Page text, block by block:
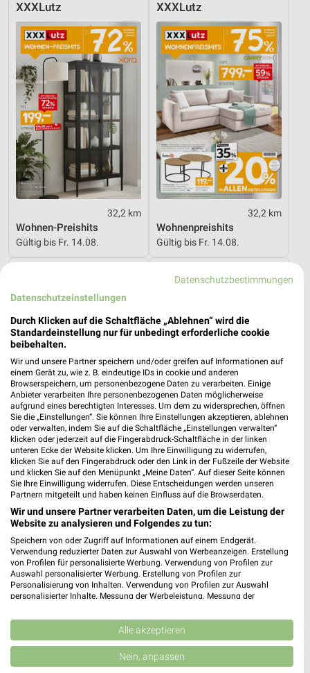
XXXLutz
32,2 km
Wohnen-Preishits
Gültig bis Fr. 14.08.
XXXLutz
32,2 km
Wohnenpreishits
Gültig bis Fr. 14.08.
32,2 km
Wohnideen so individuell wie du!
Gültig bis Fr. 14.08.
2,7 km
Große Lagerräumung
Gültig bis Do. 27.08.
ROLLER JYSK
Datenschutzbestimmungen
Datenschutzeinstellungen
Durch Klicken auf die Schaltfläche „Ablehnen“ wird die
Standardeinstellung nur für unbedingt erforderliche cookie
beibehalten.
Wir und unsere Partner speichern und/oder greifen auf Informationen auf
einem Gerät zu, wie z. B. eindeutige IDs in cookie und anderen
Browserspeichern, um personenbezogene Daten zu verarbeiten. Einige
Anbieter verarbeiten Ihre personenbezogenen Daten möglicherweise
aufgrund eines berechtigten Interesses. Um dem zu widersprechen, öffnen
Sie die „Einstellungen“. Sie können Ihre Einstellungen akzeptieren, ablehnen
oder verwalten, indem Sie auf die Schaltfläche „Einstellungen verwalten“
klicken oder jederzeit auf die Fingerabdruck-Schaltfläche in der linken
unteren Ecke der Website klicken. Um Ihre Einwilligung zu widerrufen,
klicken Sie auf den Fingerabdruck oder den Link in der Fußzeile der Website
und klicken Sie auf den Menüpunkt „Meine Daten“. Auf dieser Seite können
Sie Ihre Einwilligung widerrufen. Diese Entscheidungen werden unseren
Partnern mitgeteilt und haben keinen Einfluss auf die Browserdaten.
Wir und unsere Partner verarbeiten Daten, um die Leistung der
Website zu analysieren und Folgendes zu tun:
Speichern von oder Zugriff auf Informationen auf einem Endgerät.
Verwendung reduzierter Daten zur Auswahl von Werbeanzeigen. Erstellung
von Profilen für personalisierte Werbung. Verwendung von Profilen zur
Auswahl personalisierter Werbung. Erstellung von Profilen zur
Personalisierung von Inhalten. Verwendung von Profilen zur Auswahl
personalisierter Inhalte. Messung der Werbeleistung. Messung der
Kombinationen von Daten aus verschiedenen Quellen. Entwicklung und
Verbesserung der Angebote. Verwendung reduzierter Daten zur Auswahl
von Inhalten.
Daten können außerhalb der Europäischen Union weitergegeben und in die
Alle akzeptieren
Nein, anpassen